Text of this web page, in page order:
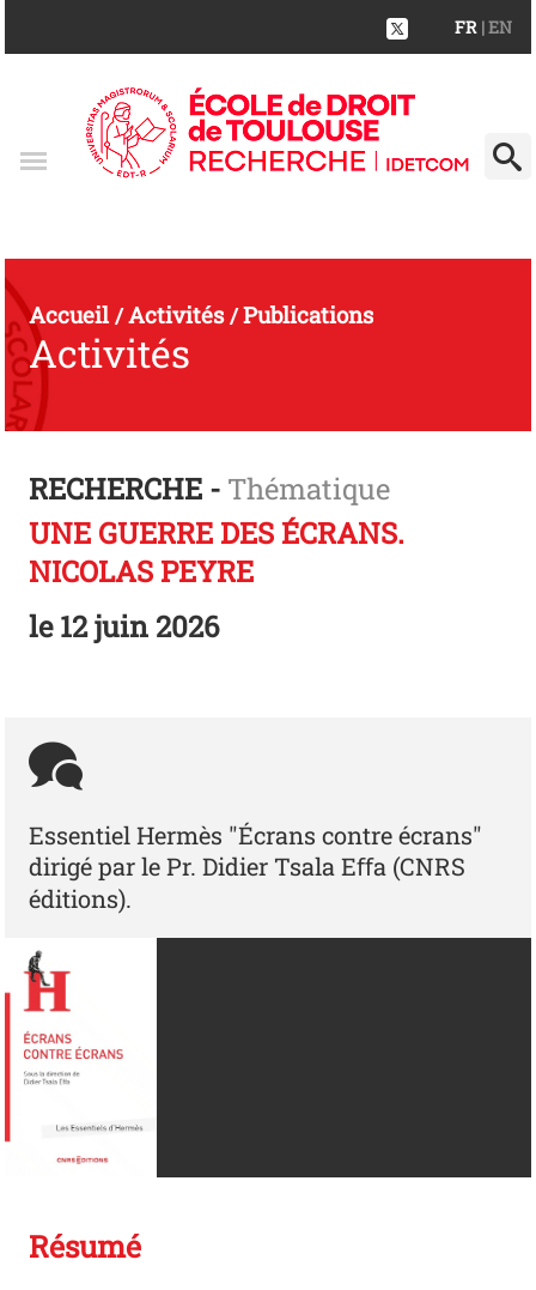
FR | EN
Accueil/Activités/Publications
Activités
RECHERCHE - Thématique
UNE GUERRE DES ÉCRANS.
NICOLAS PEYRE
le12 juin 2026
Essentiel Hermès "Écrans contre écrans"
dirigé par le Pr. Didier Tsala Eﬀa (CNRS
éditions).
Résumé